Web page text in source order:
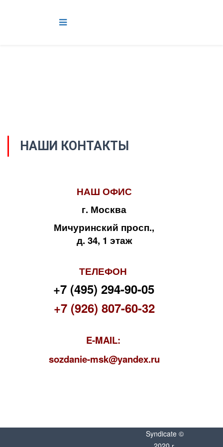
НАШИ КОНТАКТЫ
НАШ ОФИС
г. Москва
Мичуринский просп.,
д. 34, 1 этаж
ТЕЛЕФОН
+7 (495) 294-90-05
+7 (926) 807-60-32
E-MAIL:
sozdanie-msk@yandex.ru
Syndicate ©